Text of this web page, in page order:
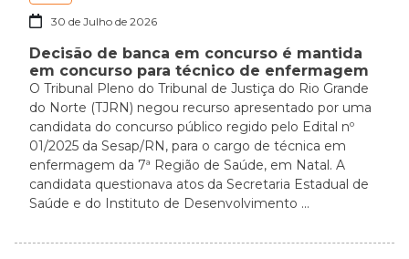
30 de Julho de 2026
Decisão de banca em concurso é mantida
em concurso para técnico de enfermagem
O Tribunal Pleno do Tribunal de Justiça do Rio Grande
do Norte (TJRN) negou recurso apresentado por uma
candidata do concurso público regido pelo Edital nº
01/2025 da Sesap/RN, para o cargo de técnica em
enfermagem da 7ª Região de Saúde, em Natal. A
candidata questionava atos da Secretaria Estadual de
Saúde e do Instituto de Desenvolvimento ...